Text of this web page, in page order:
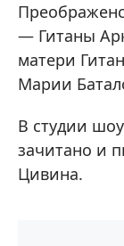
— Гитаны
матери
Марии
В студии
зачитано и
Цивина.